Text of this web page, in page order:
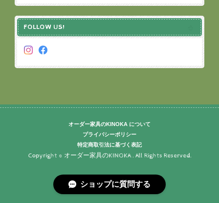
FOLLOW US!
オーダー家具のKINOKA について
プライバシーポリシー
特定商取引法に基づく表記
Copyright © オーダー家具のKINOKA . All Rights Reserved.
ショップに質問する